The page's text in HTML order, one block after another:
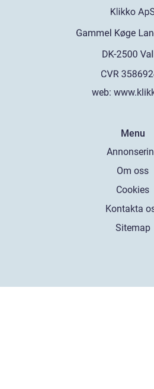
web:
Menu
Om oss
Cookies
Kontakta
Sitemap